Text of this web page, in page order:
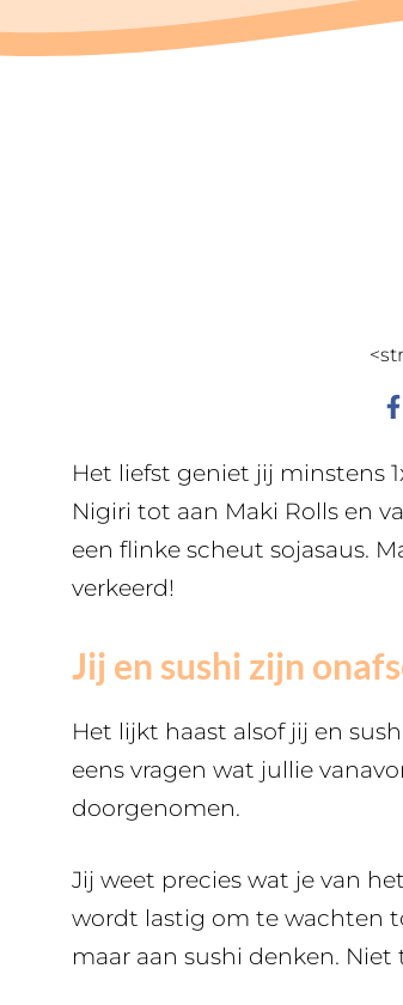
Het liefst geniet jij minstens
Nigiri tot aan Maki Rolls en
een flinke scheut sojasaus.
verkeerd!
Jij en sushi zijn
Het lijkt haast alsof jij en
eens vragen wat jullie
doorgenomen.
Jij weet precies wat je van
wordt lastig om te wachten
maar aan sushi denken.